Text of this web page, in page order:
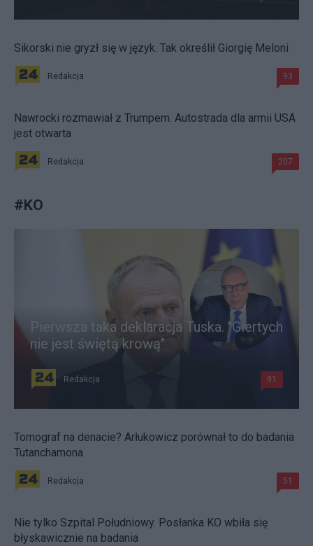
Sikorski nie gryzł się w język. Tak określił Giorgię Meloni
Redakcja 93
Nawrocki rozmawiał z Trumpem. Autostrada dla armii USA
jest otwarta
Redakcja 207
#KO
Pierwsza taka deklaracja Tuska. "Giertych
nie jest świętą krową"
Redakcja 91
Tomograf na denacie? Arłukowicz porównał to do badania
Tutanchamona
Redakcja 51
Nie tylko Szpital Południowy. Posłanka KO wbiła się
błyskawicznie na badania